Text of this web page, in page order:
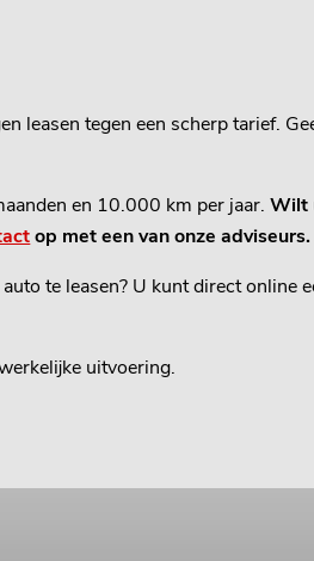
leasen tegen een scherp tarief.
en 10.000 km per jaar.Wilt
op met een van onze adviseurs.
te leasen? U kunt direct online
uitvoering.